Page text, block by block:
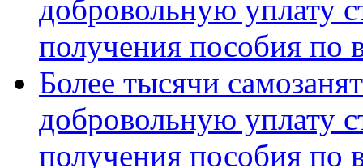
добровольную уплату
получения пособия по
Более тысячи
добровольную уплату
получения пособия по